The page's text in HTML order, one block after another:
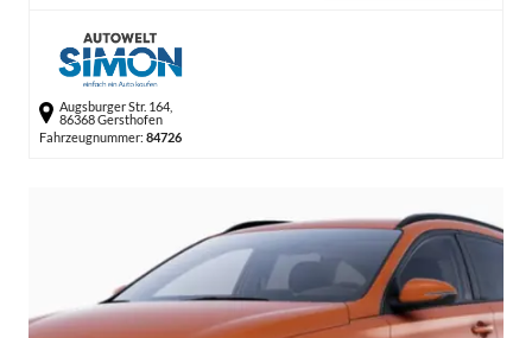
Augsburger Str. 164,
86368 Gersthofen
Fahrzeugnummer: 84726